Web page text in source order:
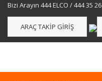
Bizi Arayın 444 ELCO / 444 35 26
ARAÇ TAKIP GIRIŞ